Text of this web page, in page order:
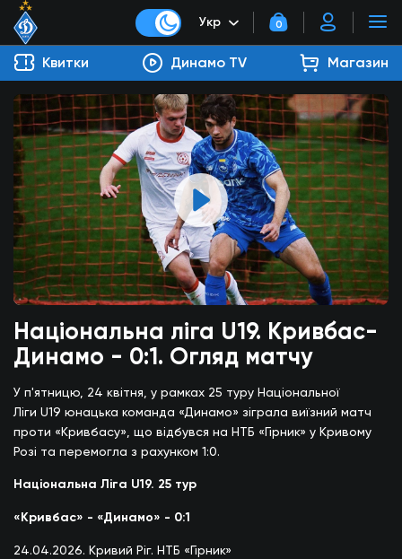
Укр 0
Квитки Динамо TV Магазин
Національна ліга U19. Кривбас-
Динамо - 0:1. Огляд матчу
У п'ятницю, 24 квітня, у рамках 25 туру Національної
Ліги U19 юнацька команда «Динамо» зіграла виїзний матч
проти «Кривбасу», що відбувся на НТБ «Гірник» у Кривому
Розі та перемогла з рахунком 1:0.
Національна Ліга U19. 25 тур
«Кривбас» - «Динамо» - 0:1
24.04.2026. Кривий Ріг. НТБ «Гірник»